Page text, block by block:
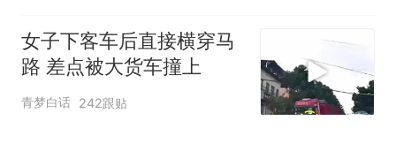
女子下客车后直接横穿马
路 差点被大货车撞上
青梦白话 242跟贴